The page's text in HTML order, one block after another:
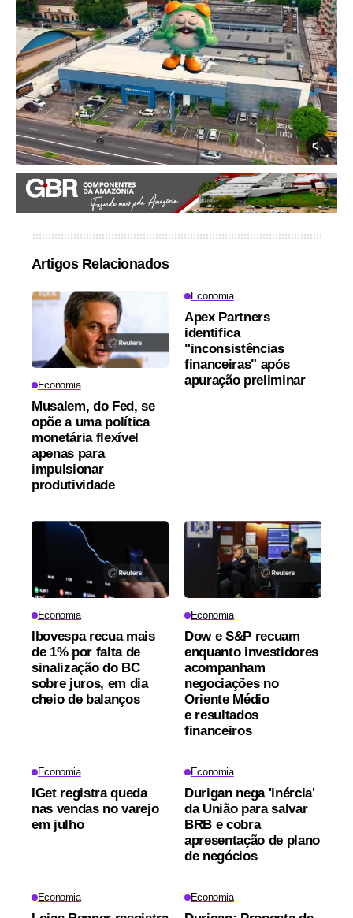
Artigos Relacionados
Economia
Musalem, do Fed, se
opõe a uma política
monetária flexível
apenas para
impulsionar
produtividade
Economia
Apex Partners
identifica
"inconsistências
financeiras" após
apuração preliminar
Economia
Ibovespa recua mais
de 1% por falta de
sinalização do BC
sobre juros, em dia
cheio de balanços
Economia
Dow e S&P recuam
enquanto investidores
acompanham
negociações no
Oriente Médio
e resultados
financeiros
Economia
IGet registra queda
nas vendas no varejo
em julho
Economia
Durigan nega 'inércia'
da União para salvar
BRB e cobra
apresentação de plano
de negócios
Economia Economia